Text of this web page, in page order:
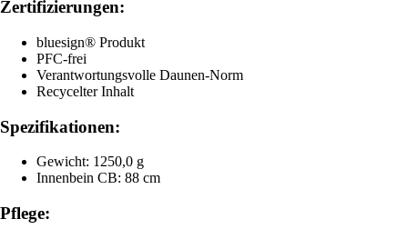
Zertifizierungen:
bluesign® Produkt
PFC-frei
Verantwortungsvolle Daunen-Norm
Recycelter Inhalt
Spezifikationen:
Gewicht: 1250,0 g
Innenbein CB: 88 cm
Pflege: